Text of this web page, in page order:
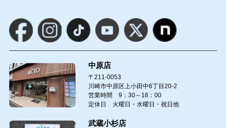
中原店
〒211-0053
川崎市中原区上小田中6丁目20-2
営業時間 9：30～18：00
定休日 火曜日・水曜日・祝日他
武蔵小杉店